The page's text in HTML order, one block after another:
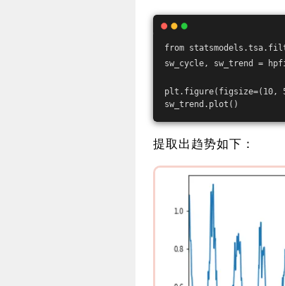
from
sw_cycle, sw_trend =
plt.figure(figsize=(10,
sw_trend.plot()
提取出趋势如下：